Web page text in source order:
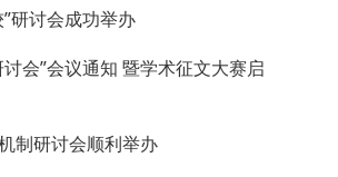
研讨会成功举办
会”会议通知 暨学术征文大赛启
制研讨会顺利举办